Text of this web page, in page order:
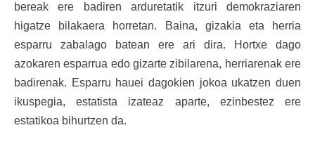
bereak ere badiren arduretatik itzuri demokraziaren
higatze bilakaera horretan. Baina, gizakia eta herria
esparru zabalago batean ere ari dira. Hortxe dago
azokaren esparrua edo gizarte zibilarena, herriarenak ere
badirenak. Esparru hauei dagokien jokoa ukatzen duen
ikuspegia, estatista izateaz aparte, ezinbestez ere
estatikoa bihurtzen da.